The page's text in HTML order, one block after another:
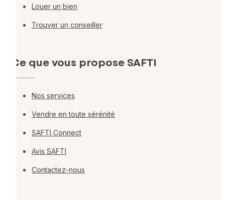
Louer un bien
Trouver un conseiller
Ce que vous propose SAFTI
Nos services
Vendre en toute sérénité
SAFTI Connect
Avis SAFTI
Contactez-nous